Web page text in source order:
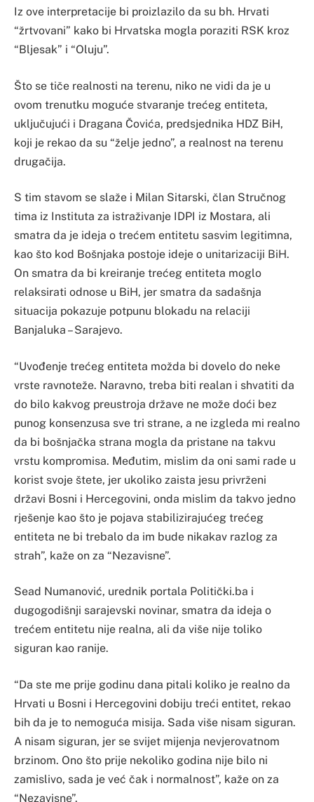
Iz ove interpretacije bi proizlazilo da su bh. Hrvati
“žrtvovani” kako bi Hrvatska mogla poraziti RSK kroz
“Bljesak” i “Oluju”.
Što se tiče realnosti na terenu, niko ne vidi da je u
ovom trenutku moguće stvaranje trećeg entiteta,
uključujući i Dragana Čovića, predsjednika HDZ BiH,
koji je rekao da su “želje jedno”, a realnost na terenu
drugačija.
S tim stavom se slaže i Milan Sitarski, član Stručnog
tima iz Instituta za istraživanje IDPI iz Mostara, ali
smatra da je ideja o trećem entitetu sasvim legitimna,
kao što kod Bošnjaka postoje ideje o unitarizaciji BiH.
On smatra da bi kreiranje trećeg entiteta moglo
relaksirati odnose u BiH, jer smatra da sadašnja
situacija pokazuje potpunu blokadu na relaciji
Banjaluka – Sarajevo.
“Uvođenje trećeg entiteta možda bi dovelo do neke
vrste ravnoteže. Naravno, treba biti realan i shvatiti da
do bilo kakvog preustroja države ne može doći bez
punog konsenzusa sve tri strane, a ne izgleda mi realno
da bi bošnjačka strana mogla da pristane na takvu
vrstu kompromisa. Međutim, mislim da oni sami rade u
korist svoje štete, jer ukoliko zaista jesu privrženi
državi Bosni i Hercegovini, onda mislim da takvo jedno
rješenje kao što je pojava stabilizirajućeg trećeg
entiteta ne bi trebalo da im bude nikakav razlog za
strah”, kaže on za “Nezavisne”.
Sead Numanović, urednik portala Politički.ba i
dugogodišnji sarajevski novinar, smatra da ideja o
trećem entitetu nije realna, ali da više nije toliko
siguran kao ranije.
“Da ste me prije godinu dana pitali koliko je realno da
Hrvati u Bosni i Hercegovini dobiju treći entitet, rekao
bih da je to nemoguća misija. Sada više nisam siguran.
A nisam siguran, jer se svijet mijenja nevjerovatnom
brzinom. Ono što prije nekoliko godina nije bilo ni
zamislivo, sada je već čak i normalnost”, kaže on za
“Nezavisne”.